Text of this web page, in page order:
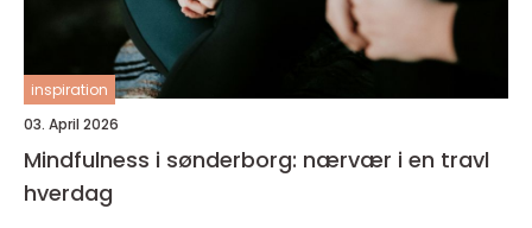
inspiration
03. April 2026
Mindfulness i sønderborg: nærvær i en travl
hverdag